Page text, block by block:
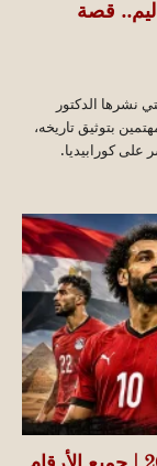
قصة
نشرها الدكتور
بتوثيق تاريخه،
على كورابيديا.